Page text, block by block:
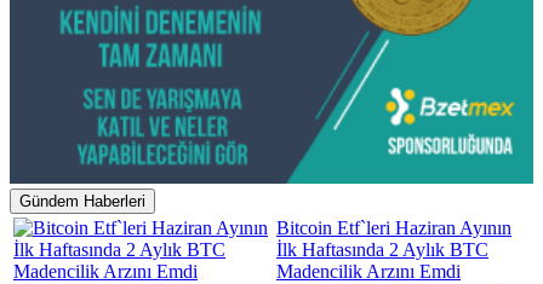
Gündem Haberleri
Bitcoin Etf`leri Haziran Ayının
İlk Haftasında 2 Aylık BTC
Madencilik Arzını Emdi